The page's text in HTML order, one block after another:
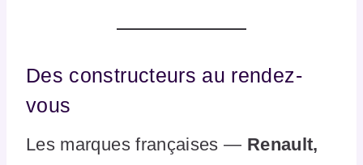
Des constructeurs au rendez-
vous
Les marques françaises — Renault,